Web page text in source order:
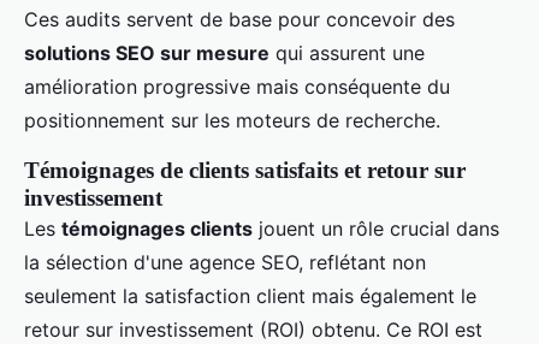
Ces audits servent de base pour concevoir des
solutions SEO sur mesure qui assurent une
amélioration progressive mais conséquente du
positionnement sur les moteurs de recherche.
Témoignages de clients satisfaits et retour sur
investissement
Les témoignages clients jouent un rôle crucial dans
la sélection d'une agence SEO, reflétant non
seulement la satisfaction client mais également le
retour sur investissement (ROI) obtenu. Ce ROI est